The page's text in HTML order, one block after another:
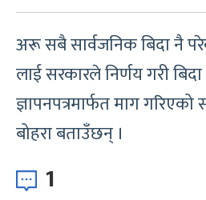
अरू सबै सार्वजनिक बिदा नै
लाई सरकारले निर्णय गरी बिदा
ज्ञापनपत्रमार्फत माग
बोहरा बताउँछन् ।
1